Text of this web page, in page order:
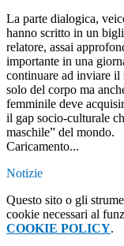
La parte dialogica,
hanno scritto in un
relatore, assai
importante in una
continuare ad inviare
solo del corpo ma
femminile deve
il gap socio-culturale
maschile” del mondo.
Caricamento...
Notizie
Questo sito o gli
cookie necessari al
COOKIE POLICY.